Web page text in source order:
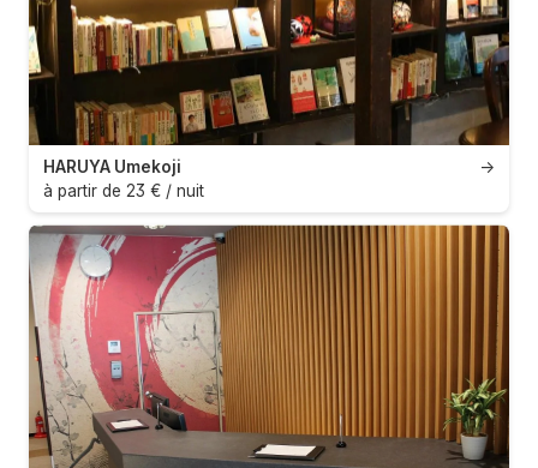
→
HARUYA Umekoji
à partir de 23 € / nuit